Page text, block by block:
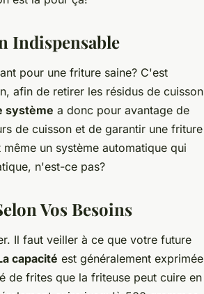
Indispensable
pour une friture saine? C'est
afin de retirer les résidus de cuisson
système a donc pour avantage de
de cuisson et de garantir une friture
un système automatique qui
n'est-ce pas?
Vos Besoins
Il faut veiller à ce que votre future
capacité est généralement exprimée
de frites que la friteuse peut cuire en